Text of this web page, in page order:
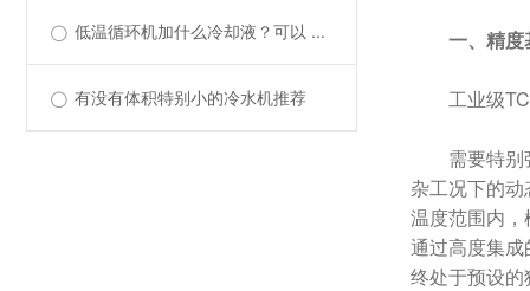
低温循环机加什么冷却液？可以 ...
有没有体积特别小的冷水机推荐
一、精
工业级
需要特
杂工况下的
温度范围内
通过高度集
终处于预设